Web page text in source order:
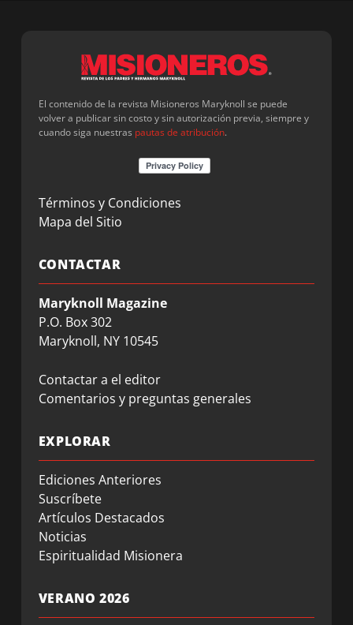
El contenido de la revista Misioneros Maryknoll se puede
volver a publicar sin costo y sin autorización previa, siempre y
cuando siga nuestras pautas de atribución.
Términos y Condiciones
Mapa del Sitio
CONTACTAR
Maryknoll Magazine
P.O. Box 302
Maryknoll, NY 10545
Contactar a el editor
Comentarios y preguntas generales
EXPLORAR
Ediciones Anteriores
Suscríbete
Artículos Destacados
Noticias
Espiritualidad Misionera
VERANO 2026